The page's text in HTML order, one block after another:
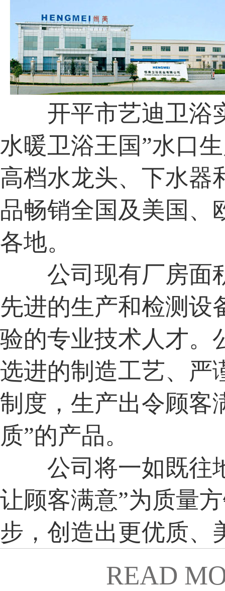
开平市艺迪卫浴
水暖卫浴王国”水口
高档水龙头、下水器
品畅销全国及美国、
各地。
公司现有厂房面
先进的生产和检测设
验的专业技术人才。
选进的制造工艺、严
制度，生产出令顾客
质”的产品。
公司将一如既往
让顾客满意”为质量
步，创造出更优质、
READ